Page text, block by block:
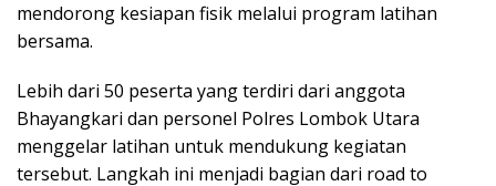
mendorong kesiapan fisik melalui program latihan
bersama.
Lebih dari 50 peserta yang terdiri dari anggota
Bhayangkari dan personel Polres Lombok Utara
menggelar latihan untuk mendukung kegiatan
tersebut. Langkah ini menjadi bagian dari road to